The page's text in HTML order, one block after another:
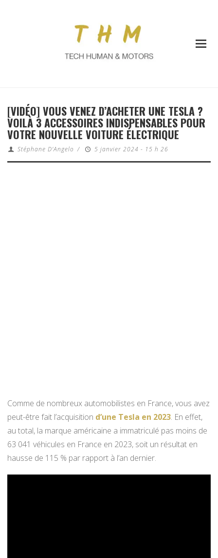
[VIDÉO] VOUS VENEZ D’ACHETER UNE TESLA ?
VOILÀ 3 ACCESSOIRES INDISPENSABLES POUR
VOTRE NOUVELLE VOITURE ÉLECTRIQUE
Stéphane D'Angelo / 5 janvier 2024 - 15 h 26
Comme de nombreux automobilistes en France, vous avez
peut-être fait l’acquisition d’une Tesla en 2023. En effet,
au total, la marque américaine a immatriculé pas moins de
63 041 véhicules en France en 2023, soit un résultat en
hausse de 115 % par rapport à l’an dernier.